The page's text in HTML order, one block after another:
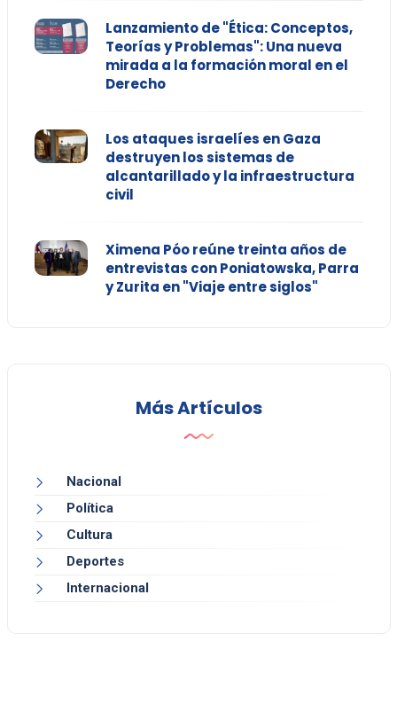
Lanzamiento de "Ética: Conceptos,
Teorías y Problemas": Una nueva
mirada a la formación moral en el
Derecho
Los ataques israelíes en Gaza
destruyen los sistemas de
alcantarillado y la infraestructura
civil
Ximena Póo reúne treinta años de
entrevistas con Poniatowska, Parra
y Zurita en "Viaje entre siglos"
Más Artículos
Nacional
Política
Cultura
Deportes
Internacional